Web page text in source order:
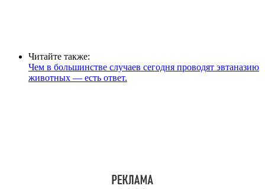
Читайте также:
Чем в большинстве случаев сегодня проводят эвтаназию
животных — есть ответ.